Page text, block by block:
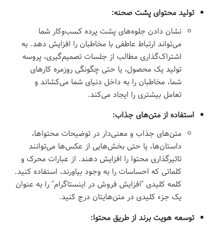
تولید محتوای پشت صحنه:
نشان دادن جلوه‌های پشت پرده کسب‌وکار شما
می‌تواند ارتباط عاطفی با مخاطبان را افزایش دهد. به
اشتراک‌گذاری مطالب از جلسات تصمیم‌گیری، پروسه
تولید یک محصول، یا حتی چگونگی روزمره کارهای
شما، مخاطبان را به داخل دنیای شما می‌کشاند و
تعامل بیشتری را ایجاد می‌کند.
استفاده از متن‌های جذاب:
متن‌های جذاب و معنی‌دار در توضیحات محتواها،
داستان‌ها، یا حتی بخش‌هایی از عکس‌ها می‌توانند
تاثیرگذاری محتوا را افزایش دهند. از عبارات محرک و
کلماتی که احساسات را به وجود بیاورند، استفاده کنید.
کلمه کلیدی “افزایش فروش در اینستاگرام” را به عنوان
یک جزء کلیدی در متن‌هایتان درج کنید.
توسعه هویت برند از طریق محتوا: